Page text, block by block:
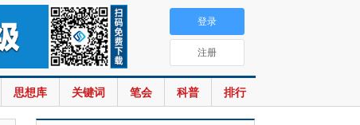
思想库 关键词 笔会 科普 排行
登录
注册